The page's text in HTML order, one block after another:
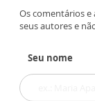
Os comentários e
seus autores e
Seu nome